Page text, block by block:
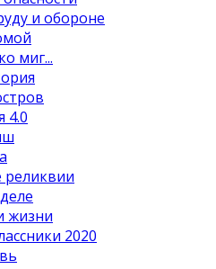
и обороне
миг...
4.0
жизни
2020